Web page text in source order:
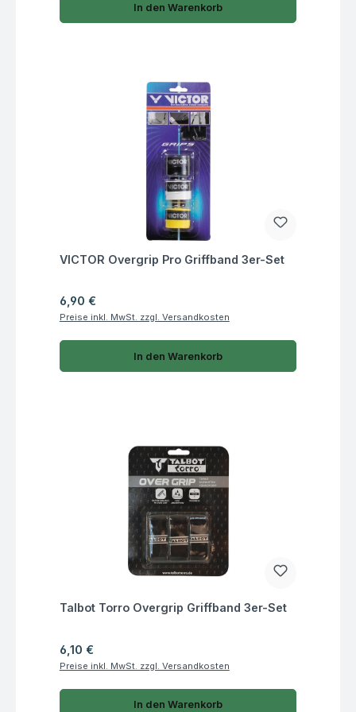
In den Warenkorb
Fragen zum Artikel
VICTOR Overgrip Pro Griffband 3er-Set
Regulärer Preis:
6,90 €
Preise inkl. MwSt. zzgl. Versandkosten
In den Warenkorb
Fragen zum Artikel
Talbot Torro Overgrip Griffband 3er-Set
Regulärer Preis:
6,10 €
Preise inkl. MwSt. zzgl. Versandkosten
In den Warenkorb